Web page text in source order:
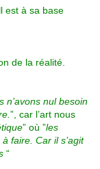
est à sa base
de la réalité.
n’avons nul besoin
”, car l’art nous
” où ”les
faire. Car il s’agit
“